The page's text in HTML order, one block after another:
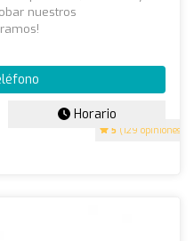
5 (129 opiniones)
nuestros
Horario